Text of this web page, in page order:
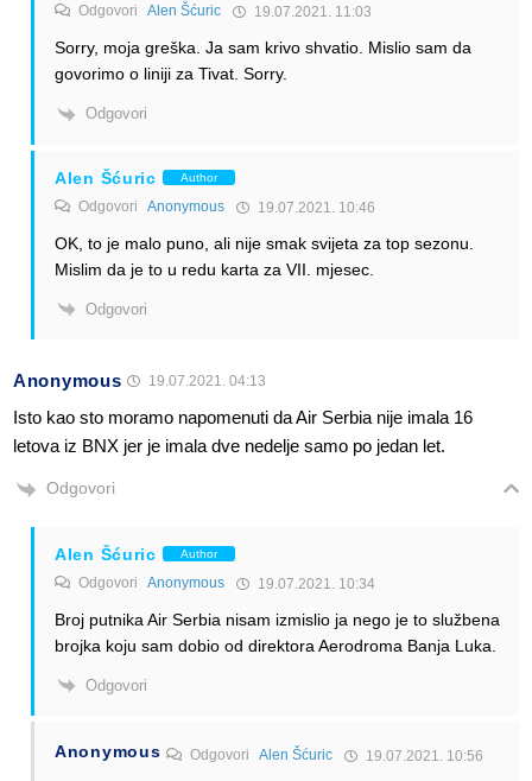
Odgovori Alen Šćuric 19.07.2021. 11:03
Sorry, moja greška. Ja sam krivo shvatio. Mislio sam da
govorimo o liniji za Tivat. Sorry.
Odgovori
Alen Šćuric Author
Odgovori Anonymous 19.07.2021. 10:46
OK, to je malo puno, ali nije smak svijeta za top sezonu.
Mislim da je to u redu karta za VII. mjesec.
Odgovori
Anonymous 19.07.2021. 04:13
Isto kao sto moramo napomenuti da Air Serbia nije imala 16
letova iz BNX jer je imala dve nedelje samo po jedan let.
Odgovori
Alen Šćuric Author
Odgovori Anonymous 19.07.2021. 10:34
Broj putnika Air Serbia nisam izmislio ja nego je to službena
brojka koju sam dobio od direktora Aerodroma Banja Luka.
Odgovori
Anonymous OdgovoriAlen Šćuric 19.07.2021. 10:56